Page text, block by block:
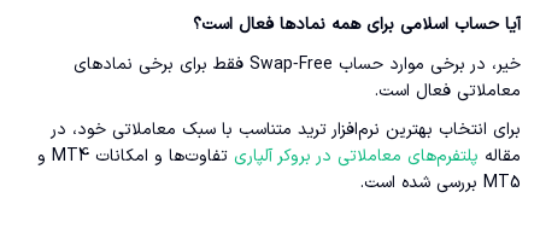
آیا حساب اسلامی برای همه نمادها فعال است؟
خیر، در برخی موارد حساب Swap‑Free فقط برای برخی نمادهای
معاملاتی فعال است.
برای انتخاب بهترین نرم‌افزار ترید متناسب با سبک معاملاتی خود، در
مقاله پلتفرم‌های معاملاتی در بروکر آلپاری
تفاوت‌ها و امکانات MT4 و
MT5 بررسی شده است.